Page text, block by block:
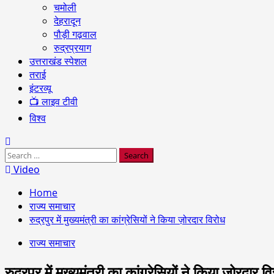
चमोली
देहरादून
पौड़ी गढ़वाल
रुद्रप्रयाग
उत्तराखंड स्पेशल
तराई
इंटरव्यू
📺 लाइव टीवी
विश्व
Search
for:Video
Home
राज्य समाचार
रुद्रपुर में मुख्यमंत्री का कांग्रेसियों ने किया ज़ोरदार विरोध
राज्य समाचार